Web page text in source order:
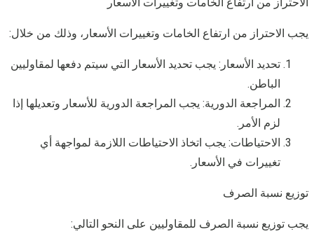
يجب الاحتراز من ارتفاع الخامات وتغييرات الأسعار، وذلك من خلال:
تحديد الأسعار: يجب تحديد الأسعار التي سيتم دفعها لمقاوليين
الباطن.
المراجعة الدورية: يجب المراجعة الدورية للأسعار وتعديلها إذا
لزم الأمر.
الاحتياطات: يجب اتخاذ الاحتياطات اللازمة لمواجهة أي
تغييرات في الأسعار.
توزيع نسبة الصرف
يجب توزيع نسبة الصرف للمقاوليين على النحو التالي: